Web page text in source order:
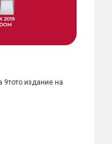
9тото издание на